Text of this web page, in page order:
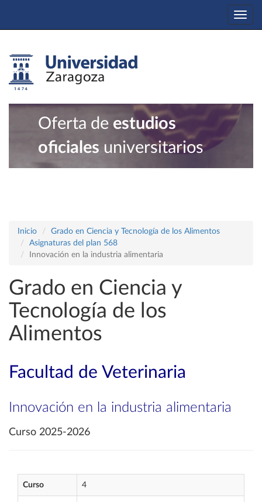
Oferta de estudios
oficiales universitarios
Inicio
Grado en Ciencia y Tecnología de los Alimentos
Asignaturas del plan 568
Innovación en la industria alimentaria
Grado en Ciencia y
Tecnología de los
Alimentos
Facultad de Veterinaria
Innovación en la industria alimentaria
Curso 2025-2026
Curso 4